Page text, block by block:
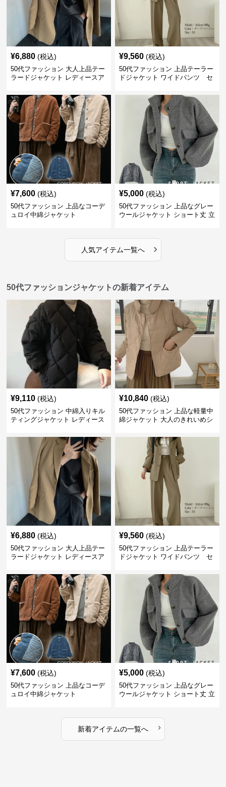
¥6,880 (税込)
50代ファッション 大人上品テー
ラードジャケット レディースア
¥9,560 (税込)
50代ファッション 上品テーラー
ドジャケット ワイドパンツ セ
¥7,600 (税込)
50代ファッション 上品なコーデ
ュロイ中綿ジャケット
¥5,000 (税込)
50代ファッション 上品なグレー
ウールジャケット ショート丈 立
人気アイテム一覧へ ›
50代ファッションジャケットの新着アイテム
¥9,110 (税込)
50代ファッション 中綿入りキル
ティングジャケット レディース
¥10,840 (税込)
50代ファッション 上品な軽量中
綿ジャケット 大人のきれいめシ
¥6,880 (税込)
50代ファッション 大人上品テー
ラードジャケット レディースア
¥9,560 (税込)
50代ファッション 上品テーラー
ドジャケット ワイドパンツ セ
¥7,600 (税込)
50代ファッション 上品なコーデ
ュロイ中綿ジャケット
¥5,000 (税込)
50代ファッション 上品なグレー
ウールジャケット ショート丈 立
新着アイテムの一覧へ ›